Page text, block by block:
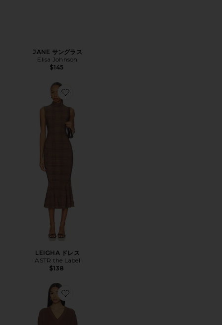
JANE サングラス
Elisa Johnson
$145
Favorite LEIGHA ドレス
LEIGHA ドレス
ASTR the Label
$138
Favorite VENICE セータードレス